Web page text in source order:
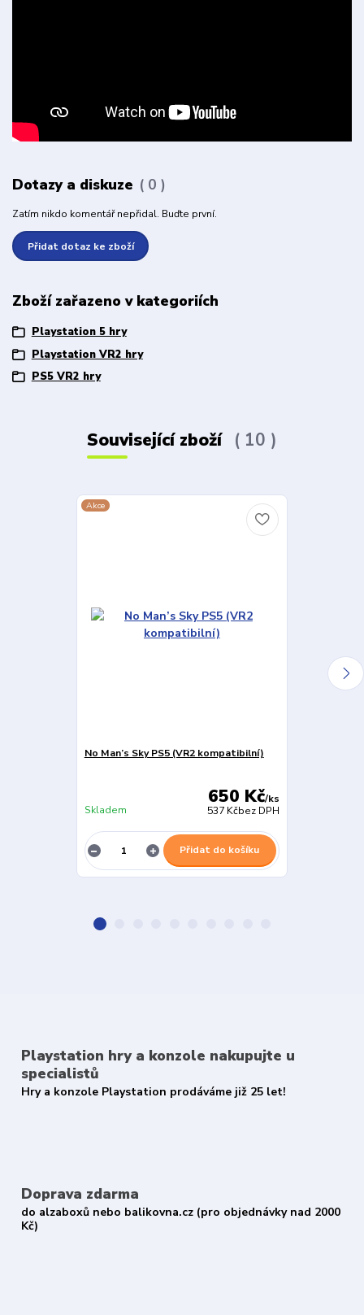
Dotazy a diskuze 0
Zatím nikdo komentář nepřidal. Buďte první.
Přidat dotaz ke zboží
Zboží zařazeno v kategoriích
Playstation 5 hry
Playstation VR2 hry
PS5 VR2 hry
Související zboží 10
Akce
No Man’s Sky PS5 (VR2 kompatibilní)
650 Kč/ks
537 Kčbez DPH
Skladem
Přidat do košíku
Playstation hry a konzole nakupujte u
specialistů
Hry a konzole Playstation prodáváme již 25 let!
Doprava zdarma
do alzaboxů nebo balikovna.cz (pro objednávky nad 2000
Kč)